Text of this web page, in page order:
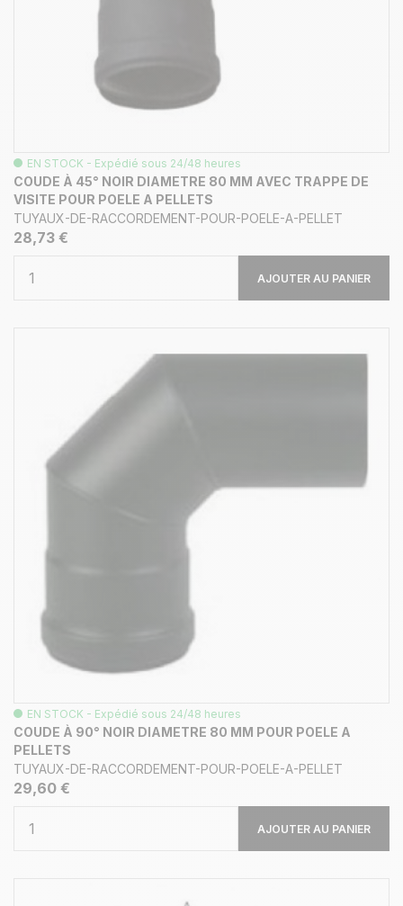
EN STOCK - Expédié sous 24/48 heures
COUDE À 45° NOIR DIAMETRE 80 MM AVEC TRAPPE DE
VISITE POUR POELE A PELLETS
TUYAUX-DE-RACCORDEMENT-POUR-POELE-A-PELLET
28,73 €
AJOUTER AU PANIER
EN STOCK - Expédié sous 24/48 heures
COUDE À 90° NOIR DIAMETRE 80 MM POUR POELE A
PELLETS
TUYAUX-DE-RACCORDEMENT-POUR-POELE-A-PELLET
29,60 €
AJOUTER AU PANIER